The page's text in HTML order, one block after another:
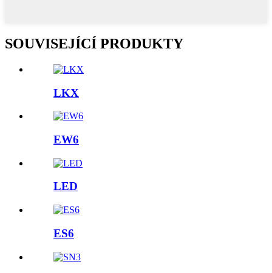
SOUVISEJÍCÍ PRODUKTY
LKX
EW6
LED
ES6